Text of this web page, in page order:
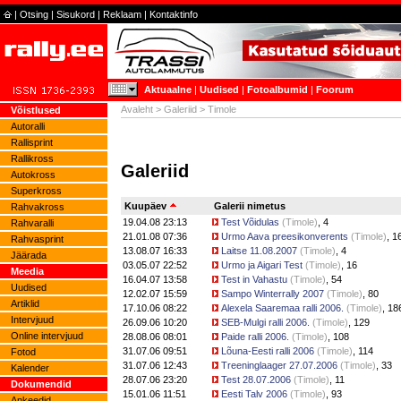
| Otsing | Sisukord | Reklaam | Kontaktinfo
Aktuaalne | Uudised | Fotoalbumid | Foorum
Võistlused
Autoralli
Rallisprint
Rallikross
Autokross
Superkross
Rahvakross
Rahvaralli
Rahvasprint
Jäärada
Meedia
Uudised
Artiklid
Intervjuud
Online intervjuud
Fotod
Kalender
Dokumendid
Avaleht > Galeriid > Timole
Galeriid
Kuupäev
Galerii nimetus
19.04.08 23:13
Test Võidulas (Timole) , 4
21.01.08 07:36
Urmo Aava preesikonverents (Timole) ,
13.08.07 16:33
Laitse 11.08.2007 (Timole) , 4
03.05.07 22:52
Urmo ja Aigari Test (Timole) , 16
16.04.07 13:58
Test in Vahastu (Timole) , 54
12.02.07 15:59
Sampo Winterrally 2007 (Timole) , 80
17.10.06 08:22
Alexela Saaremaa ralli 2006. (Timole) ,
26.09.06 10:20
SEB-Mulgi ralli 2006. (Timole) , 129
28.08.06 08:01
Paide ralli 2006. (Timole) , 108
31.07.06 09:51
Lõuna-Eesti ralli 2006 (Timole) , 114
31.07.06 12:43
Treeninglaager 27.07.2006 (Timole) , 33
28.07.06 23:20
Test 28.07.2006 (Timole) , 11
15.01.06 11:51
Eesti Talv 2006 (Timole) , 93